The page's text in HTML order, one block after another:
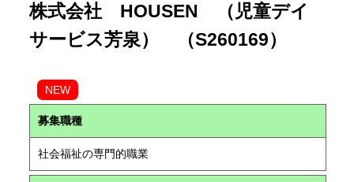
株式会社 HOUSEN （児童デイ
サービス芳泉） （S260169）
NEW
募集職種
社会福祉の専門的職業